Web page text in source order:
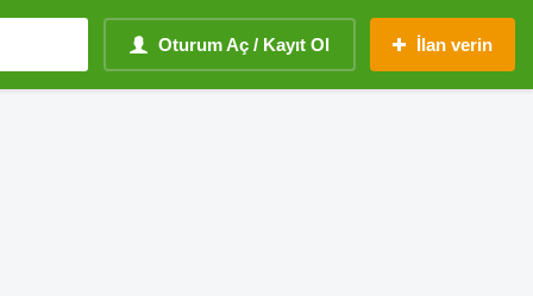
Oturum Aç / Kayıt Ol İlan verin